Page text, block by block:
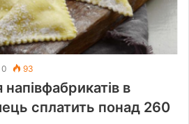
0 93
в
сплатить понад 260